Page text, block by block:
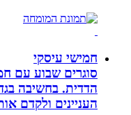
חמישי עיסקי
סוגרים שבוע עם
הדדית. בחשיבה
העניינים ולקדם